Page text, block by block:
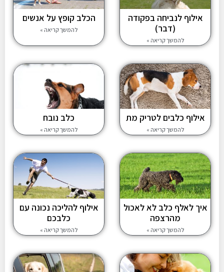
אילוף לנביחה בפקודה
(דבר)
להמשך קריאה »
הכלב קופץ על אנשים
להמשך קריאה »
אילוף כלבים לטריק מת
להמשך קריאה »
כלב נובח
להמשך קריאה »
איך לאלף כלב לא לאכול
מהרצפה
להמשך קריאה »
אילוף להליכה נכונה עם
כלבכם
להמשך קריאה »